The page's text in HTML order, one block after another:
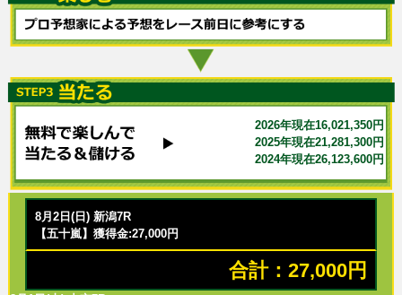
2026年現在16,021,350円
2025年現在21,281,300円
2024年現在26,123,600円
8月2日(日) 新潟7R
【五十嵐】獲得金:27,000円
合計：27,000円